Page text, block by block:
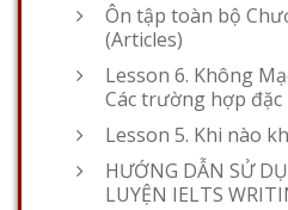
Ôn tập toàn bộ
(Articles)
Lesson 6. Không
Các trường hợp đặc
Lesson 5. Khi nào
HƯỚNG DẪN SỬ
LUYỆN IELTS